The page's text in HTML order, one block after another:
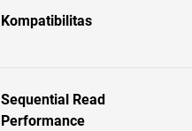
Kompatibilitas
Sequential Read
Performance